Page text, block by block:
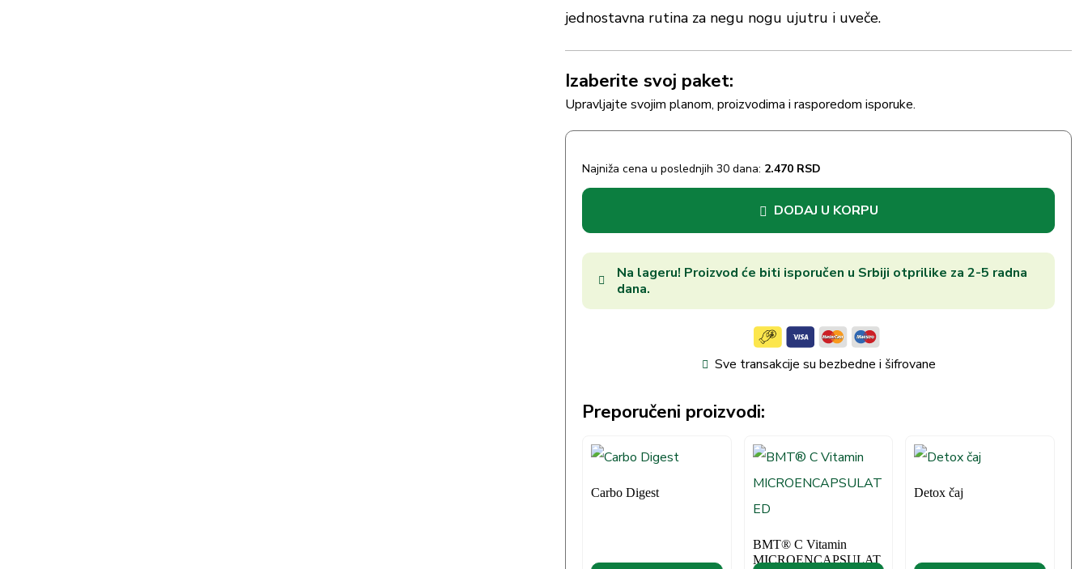
jednostavna rutina za negu nogu ujutru i uveče.
Izaberite svoj paket:
Upravljajte svojim planom, proizvodima i rasporedom isporuke.
Najniža cena u poslednjih 30 dana: 2.470 RSD
DODAJ U KORPU
Na lageru! Proizvod će biti isporučen u Srbiji otprilike za 2-5 radna
dana.
Sve transakcije su bezbedne i šifrovane
Preporučeni proizvodi:
Carbo Digest
BMT® C Vitamin
MICROENCAPSULAT
Detox čaj